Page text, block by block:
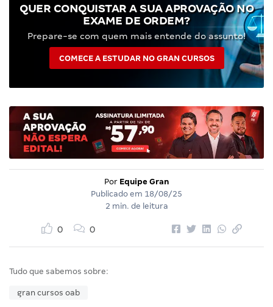
QUER CONQUISTAR A SUA APROVAÇÃO NO
EXAME DE ORDEM?
Prepare-se com quem mais entende do assunto!
COMECE A ESTUDAR NO GRAN CURSOS
Por Equipe Gran
Publicado em 18/08/25
2 min. de leitura
0 0
Tudo que sabemos sobre:
gran cursos oab